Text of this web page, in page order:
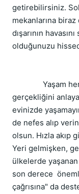
getirebilirsiniz.
mekanlarına biraz
dışarının
olduğunuzu
Yaşam her
gerçekliğini
evinizde
de nefes alıp
olsun. Hızla akıp
Yeri gelmişken,
ülkelerde yaşanan
son derece
çağrısına" da